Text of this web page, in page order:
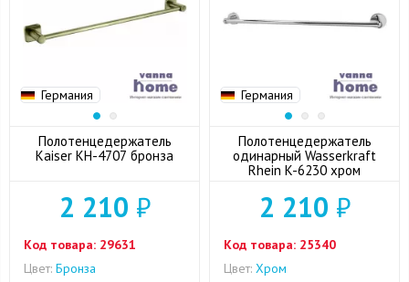
Германия
Полотенцедержатель
Kaiser KH-4707 бронза
2 210 ₽
Код товара: 29631
Цвет: Бронза
Германия
Полотенцедержатель
одинарный Wasserkraft
Rhein K-6230 хром
2 210 ₽
Код товара: 25340
Цвет: Хром